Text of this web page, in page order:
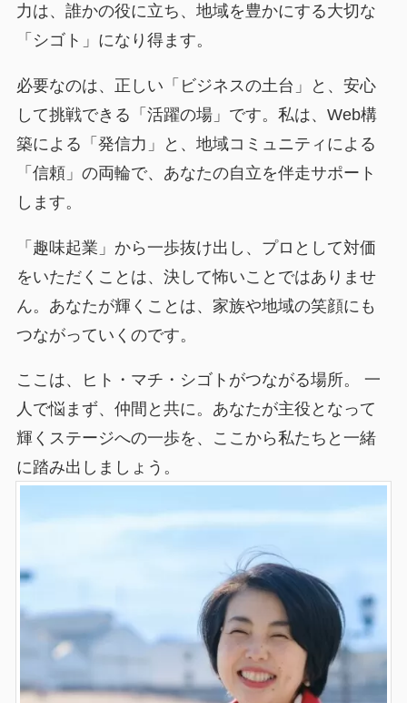
力は、誰かの役に立ち、地域を豊かにする大切な
「シゴト」になり得ます。
必要なのは、正しい「ビジネスの土台」と、安心
して挑戦できる「活躍の場」です。私は、Web構
築による「発信力」と、地域コミュニティによる
「信頼」の両輪で、あなたの自立を伴走サポート
します。
「趣味起業」から一歩抜け出し、プロとして対価
をいただくことは、決して怖いことではありませ
ん。あなたが輝くことは、家族や地域の笑顔にも
つながっていくのです。
ここは、ヒト・マチ・シゴトがつながる場所。 一
人で悩まず、仲間と共に。あなたが主役となって
輝くステージへの一歩を、ここから私たちと一緒
に踏み出しましょう。